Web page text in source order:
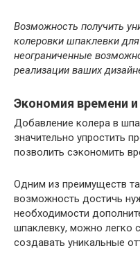
Возможность получить
колеровки шпаклевки
неограниченные
реализации ваших
Экономия времени
Добавление колера в
значительно упростить
позволить сэкономить
Одним из преимуществ
возможность достичь
необходимости
шпаклевку, можно легко
создавать уникальные